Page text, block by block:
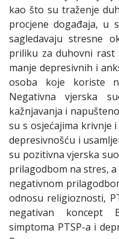
kao što su traženje
procjene događaja, u
sagledavaju stresne
priliku za duhovni rast
manje depresivnih i
osoba koje koriste
Negativna vjerska
kažnjavanja i
su s osjećajima krivnje
depresivnošću i
su pozitivna vjerska
prilagodbom na stres,
negativnom
odnosu religioznosti,
negativan koncept
simptoma PTSP-a i